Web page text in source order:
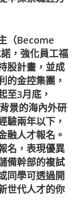
（Become
，強化員工福
股計畫，並成
的金控集團，
至3月底，
景的海內外研
驗兩年以下，
融人才報名。
名，表現優異
備幹部的複試
同學可透過開
世代人才的你